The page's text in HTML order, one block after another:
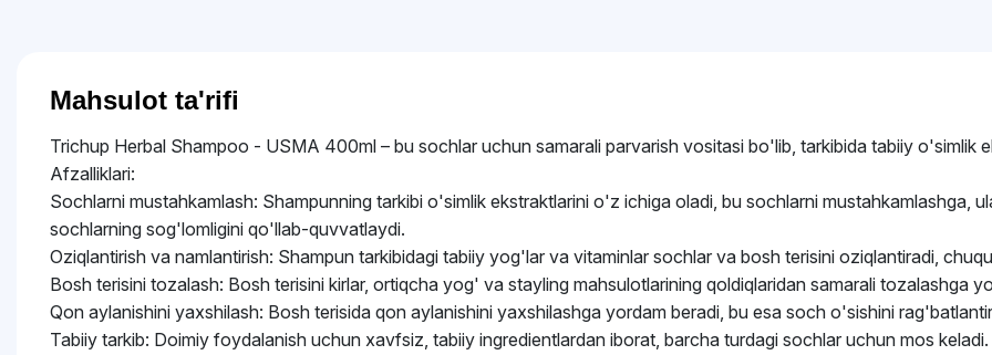
Mahsulot ta'rifi
Trichup Herbal Shampoo - USMA 400ml – bu sochlar uchun samarali parvarish vositasi bo'lib, tarkibida tabiiy o'simlik
Afzalliklari:
Sochlarni mustahkamlash: Shampunning tarkibi o'simlik ekstraktlarini o'z ichiga oladi, bu sochlarni mustahkamlashga,
sochlarning sog'lomligini qo'llab-quvvatlaydi.
Oziqlantirish va namlantirish: Shampun tarkibidagi tabiiy yog'lar va vitaminlar sochlar va bosh terisini oziqlantiradi,
Bosh terisini tozalash: Bosh terisini kirlar, ortiqcha yog' va stayling mahsulotlarining qoldiqlaridan samarali tozalashga
Qon aylanishini yaxshilash: Bosh terisida qon aylanishini yaxshilashga yordam beradi, bu esa soch o'sishini
Tabiiy tarkib: Doimiy foydalanish uchun xavfsiz, tabiiy ingredientlardan iborat, barcha turdagi sochlar uchun mos keladi.